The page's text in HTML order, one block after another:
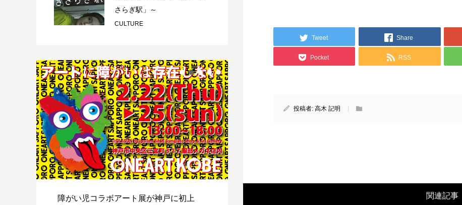
Tweet Share
Pocket RSS
投稿者:高木 記明
関連記事
さらぎ駅」～
CULTURE
障がい児コラボアート展が神戸に初上